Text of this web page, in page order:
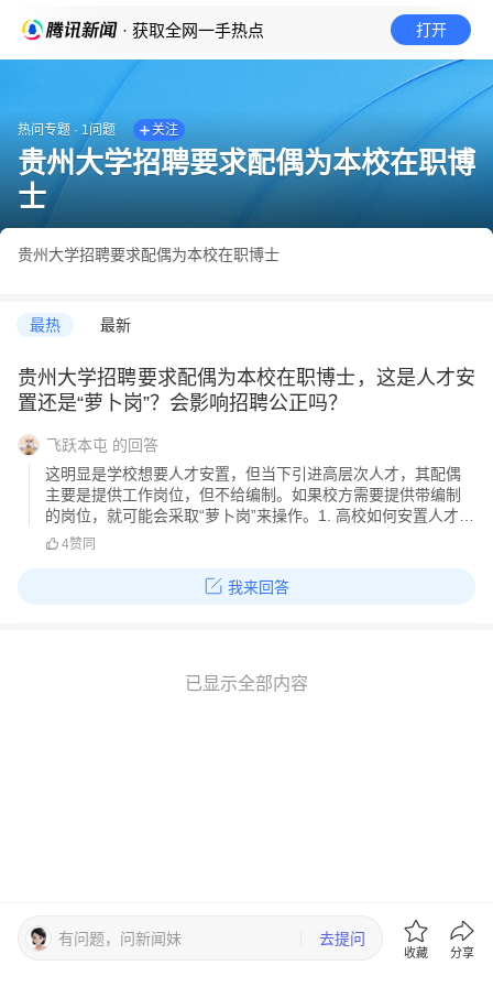
· 获取全网一手热点 打开
热问专题 · 1 问题 关注
贵州大学招聘要求配偶为本校在职博
士
贵州大学招聘要求配偶为本校在职博士
最热 最新
贵州大学招聘要求配偶为本校在职博士，这是人才安
置还是“萝卜岗”？会影响招聘公正吗？
飞跃本屯 的回答
这明显是学校想要人才安置，但当下引进高层次人才，其配偶
主要是提供工作岗位，但不给编制。如果校方需要提供带编制
的岗位，就可能会采取“萝卜岗”来操作。1. 高校如何安置人才配
偶?我国高校会为高层人才（主要是A/B类等领军人才或紧缺学
4赞同
我来回答
已显示全部内容
有问题，问新闻妹 去提问
收藏 分享